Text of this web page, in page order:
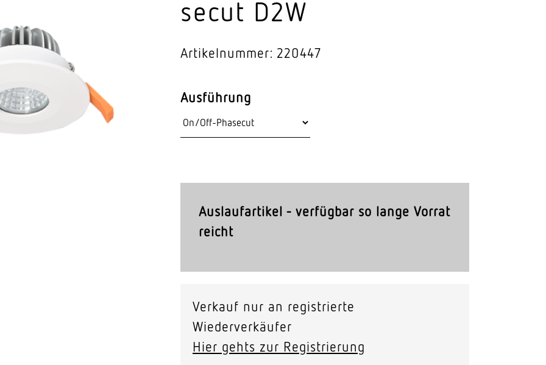
Video-Sensorik
secut D2W
Artikelnummer: 220447
Ausführung
Auslaufartikel - verfügbar so lange Vorrat
reicht
Verkauf nur an registrierte
Wiederverkäufer
Hier gehts zur Registrierung